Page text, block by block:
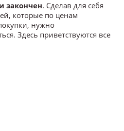
закончен. Сделав для себя
которые по ценам
нужно
Здесь приветствуются все